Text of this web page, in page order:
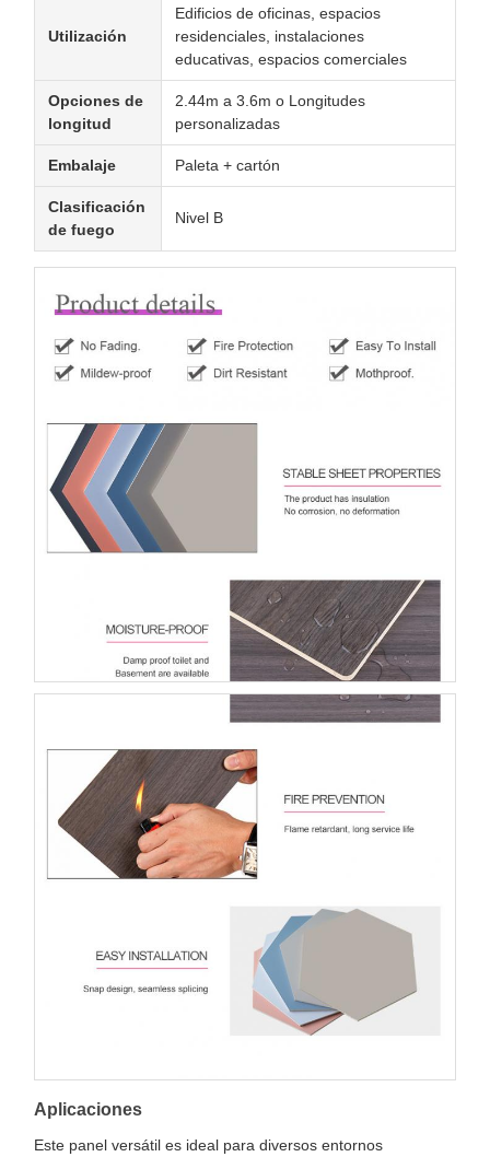
Utilización
Edificios de oficinas, espacios
residenciales, instalaciones
educativas, espacios comerciales
Opciones de
longitud
2.44m a 3.6m o Longitudes
personalizadas
Embalaje Paleta + cartón
Clasificación
de fuego
Nivel B
Aplicaciones
Este panel versátil es ideal para diversos entornos